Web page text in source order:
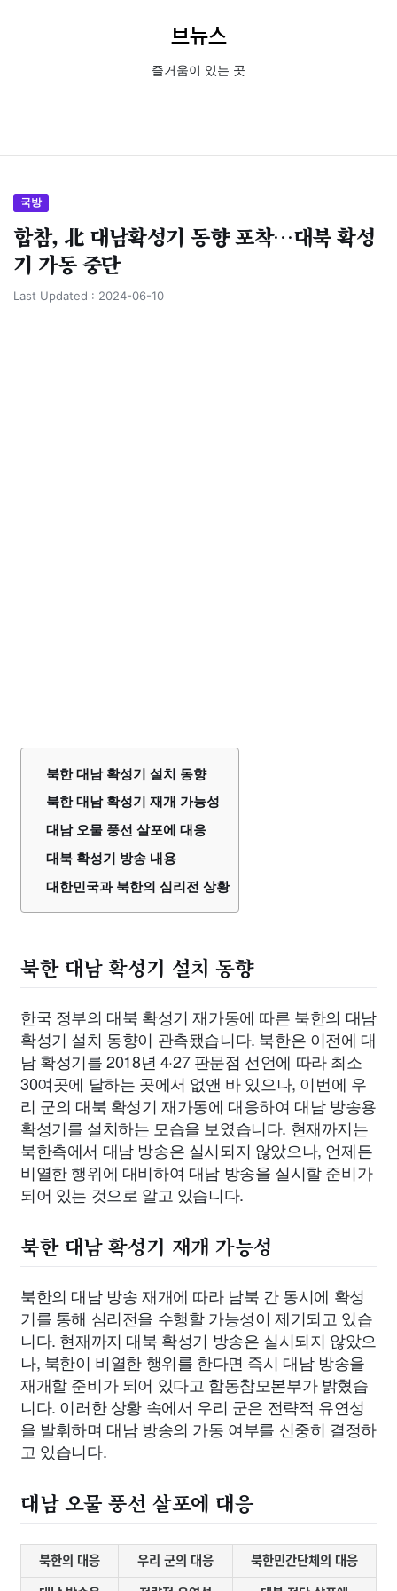
브뉴스
즐거움이 있는 곳
국방
합참, 北 대남확성기 동향 포착…대북 확성
기 가동 중단
Last Updated : 2024-06-10
북한 대남 확성기 설치 동향
북한 대남 확성기 재개 가능성
대남 오물 풍선 살포에 대응
대북 확성기 방송 내용
대한민국과 북한의 심리전 상황
북한 대남 확성기 설치 동향
한국 정부의 대북 확성기 재가동에 따른 북한의 대남
확성기 설치 동향이 관측됐습니다. 북한은 이전에 대
남 확성기를 2018년 4·27 판문점 선언에 따라 최소
30여곳에 달하는 곳에서 없앤 바 있으나, 이번에 우
리 군의 대북 확성기 재가동에 대응하여 대남 방송용
확성기를 설치하는 모습을 보였습니다. 현재까지는
북한측에서 대남 방송은 실시되지 않았으나, 언제든
비열한 행위에 대비하여 대남 방송을 실시할 준비가
되어 있는 것으로 알고 있습니다.
북한 대남 확성기 재개 가능성
북한의 대남 방송 재개에 따라 남북 간 동시에 확성
기를 통해 심리전을 수행할 가능성이 제기되고 있습
니다. 현재까지 대북 확성기 방송은 실시되지 않았으
나, 북한이 비열한 행위를 한다면 즉시 대남 방송을
재개할 준비가 되어 있다고 합동참모본부가 밝혔습
니다. 이러한 상황 속에서 우리 군은 전략적 유연성
을 발휘하며 대남 방송의 가동 여부를 신중히 결정하
고 있습니다.
대남 오물 풍선 살포에 대응
북한의 대응 우리 군의 대응
북한민간단체의 대응